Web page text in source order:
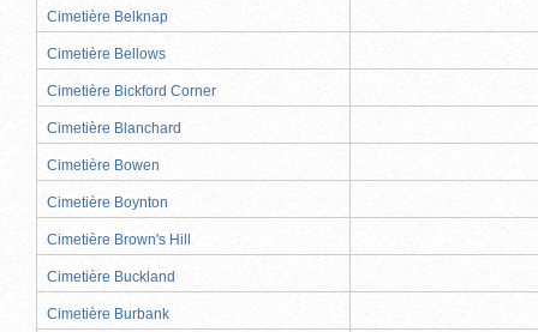
Cimetière Belknap
Cimetière Bellows
Cimetière Bickford Corner
Cimetière Blanchard
Cimetière Bowen
Cimetière Boynton
Cimetière Brown's Hill
Cimetière Buckland
Cimetière Burbank